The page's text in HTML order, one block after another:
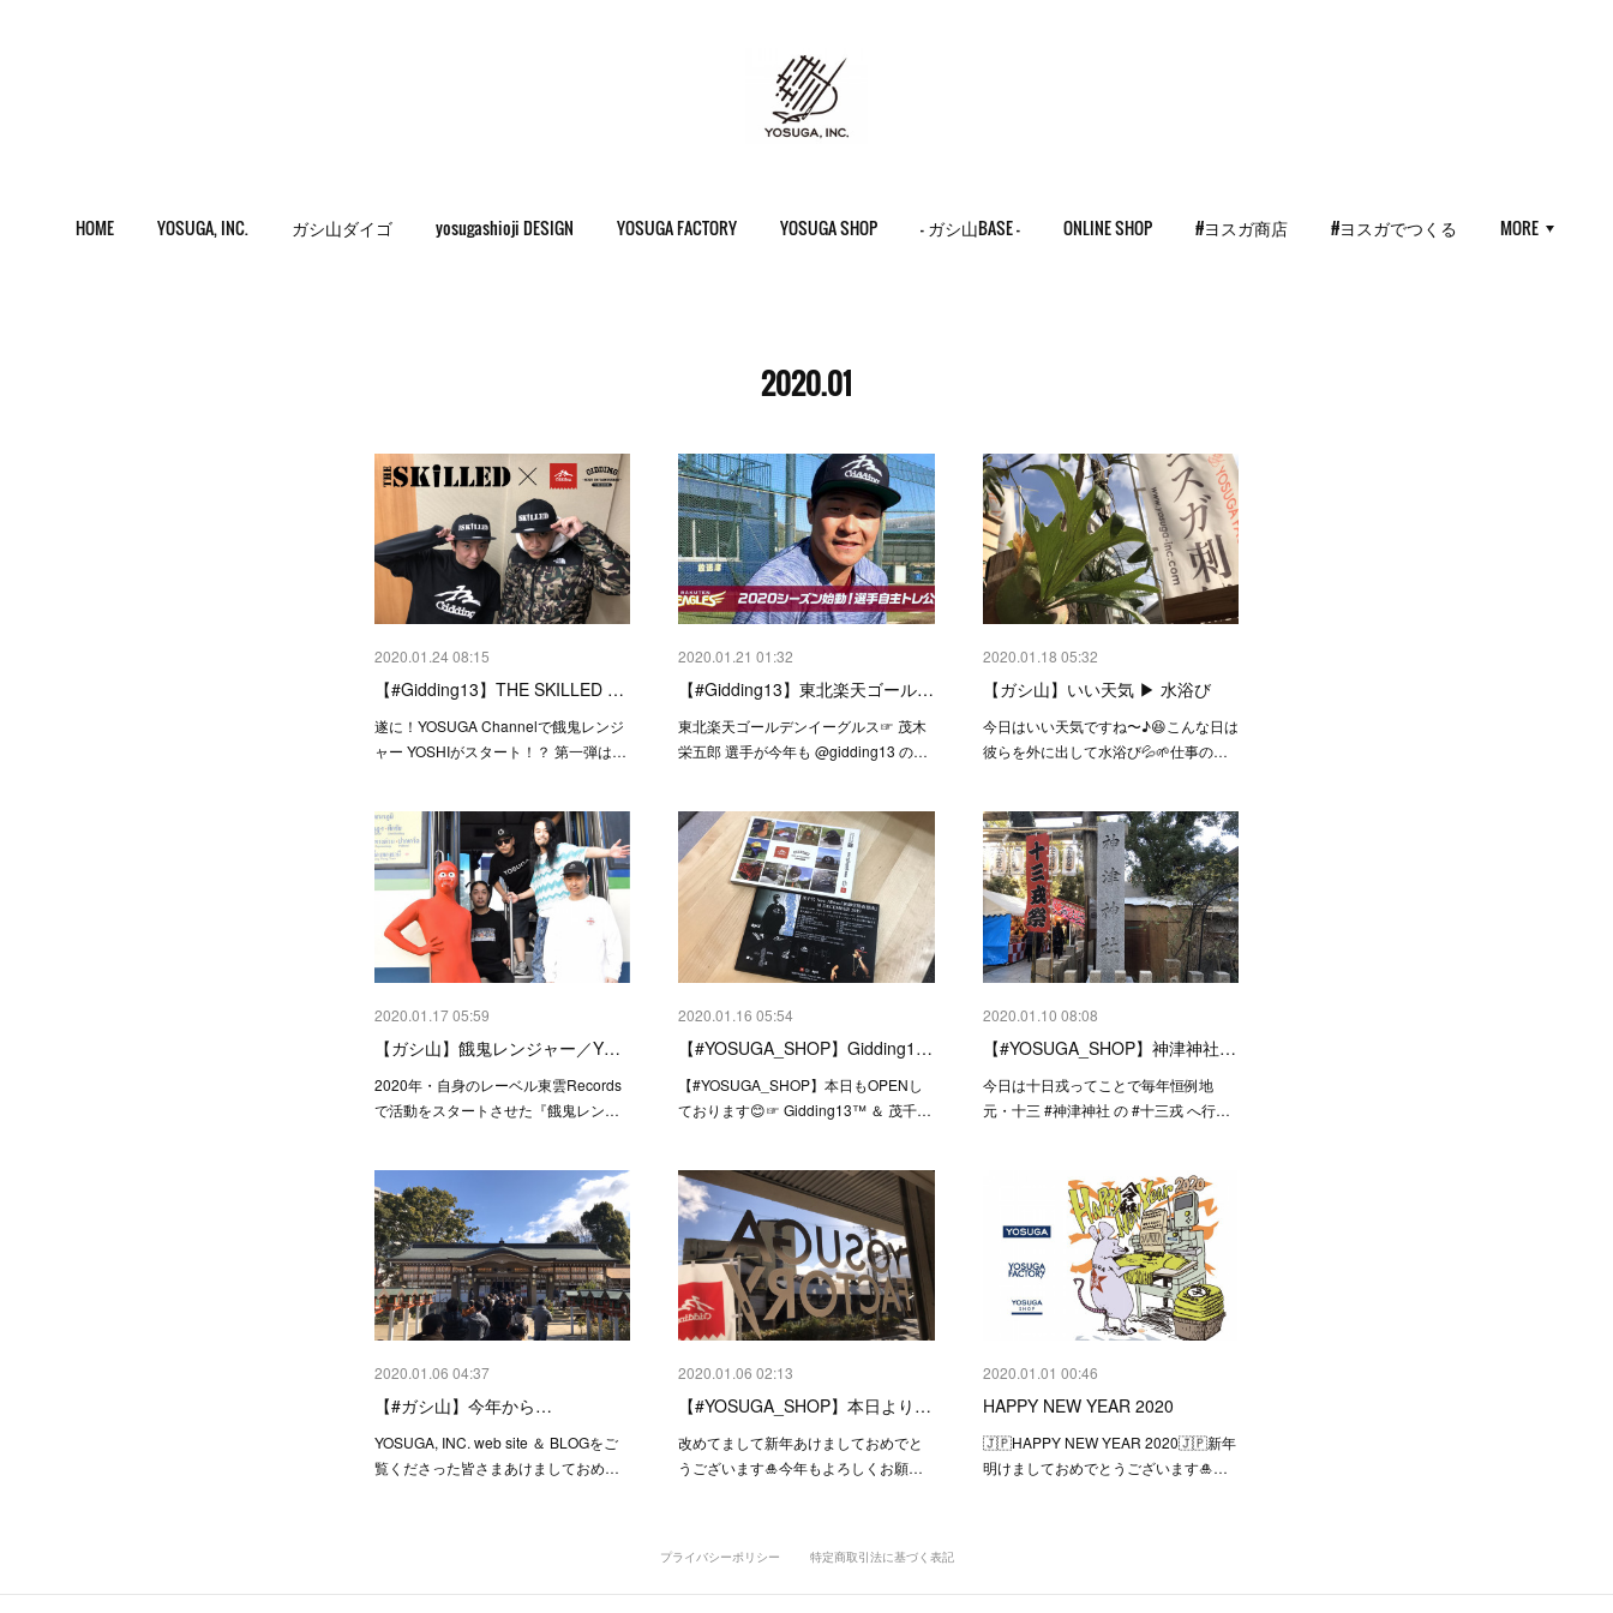
HOME YOSUGA, INC. ガシ山ダイゴ yosugashioji DESIGN YOSUGA FACTORY YOSUGA SHOP - ガシ山BASE - ONLINE SHOP #ヨスガ商店 #ヨスガでつくる MORE
2020.01
2020.01.24 08:15
【#Gidding13】THE SKILLED …
遂に！YOSUGA Channelで餓鬼レンジ
ャー YOSHIがスタート！？ 第一弾は…
2020.01.21 01:32
【#Gidding13】東北楽天ゴール…
東北楽天ゴールデンイーグルス☞ 茂木
栄五郎 選手が今年も @gidding13 の…
2020.01.18 05:32
【ガシ山】いい天気 ▶︎ 水浴び
今日はいい天気ですね〜♪😆こんな日は
彼らを外に出して水浴び💦🌱仕事の…
2020.01.17 05:59
【ガシ山】餓鬼レンジャー／Y…
2020年・自身のレーベル東雲Records
で活動をスタートさせた『餓鬼レン…
2020.01.16 05:54
【#YOSUGA_SHOP】Gidding1…
【#YOSUGA_SHOP】本日もOPENし
ております😊☞ Gidding13™ ＆ 茂千…
2020.01.10 08:08
【#YOSUGA_SHOP】神津神社…
今日は十日戎ってことで毎年恒例地
元・十三 #神津神社 の #十三戎 へ行…
2020.01.06 04:37
【#ガシ山】今年から…
YOSUGA, INC. web site ＆ BLOGをご
覧くださった皆さまあけましておめ…
2020.01.06 02:13
【#YOSUGA_SHOP】本日より…
改めてまして新年あけましておめでと
うございます🎍今年もよろしくお願…
2020.01.01 00:46
HAPPY NEW YEAR 2020
🇯🇵HAPPY NEW YEAR 2020🇯🇵新年
明けましておめでとうございます🎍…
プライバシーポリシー 特定商取引法に基づく表記